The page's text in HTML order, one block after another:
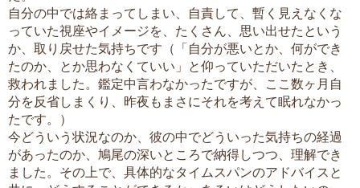
自分の中では絡まってしまい、自責して、暫く見えなくな
っていた視座やイメージを、たくさん、思い出せたという
か、取り戻せた気持ちです（「自分が悪いとか、何ができ
たのか、とか思わなくていい」と仰っていただいたとき、
救われました。鑑定中言わなかったですが、ここ数ヶ月自
分を反省しまくり、昨夜もまさにそれを考えて眠れなかっ
たです。）
今どういう状況なのか、彼の中でどういった気持ちの経過
があったのか、鳩尾の深いところで納得しつつ、理解でき
ました。その上で、具体的なタイムスパンのアドバイスと